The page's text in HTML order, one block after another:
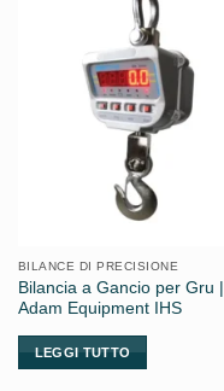
BILANCE DI PRECISIONE
Bilancia a Gancio per Gru |
Adam Equipment IHS
LEGGI TUTTO